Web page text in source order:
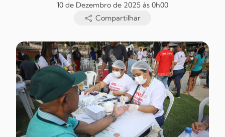
10 de Dezembro de 2025 às 0h00
Compartilhar